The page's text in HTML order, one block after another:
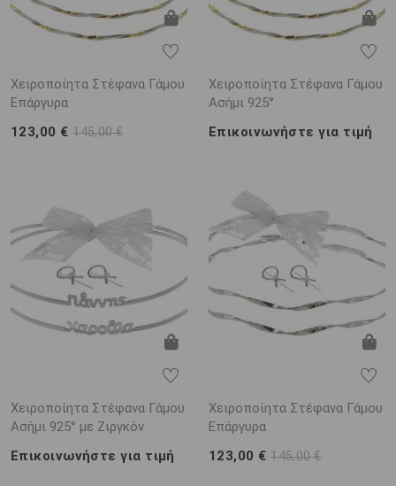
Χειροποίητα Στέφανα Γάμου
Επάργυρα
123,00 €145,00 €
Χειροποίητα Στέφανα Γάμου
Ασήμι 925°
Επικοινωνήστε για τιμή
Χειροποίητα Στέφανα Γάμου
Ασήμι 925° με Ζιργκόν
Επικοινωνήστε για τιμή
Χειροποίητα Στέφανα Γάμου
Επάργυρα
123,00 €145,00 €